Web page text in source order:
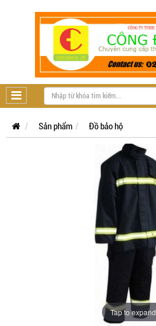
Sản phẩm Đồ bảo hộ
Tap to expand